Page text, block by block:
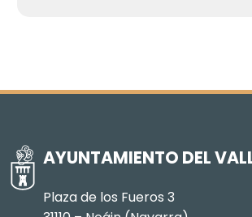
AYUNTAMIENTO DEL
Plaza de los Fueros 3